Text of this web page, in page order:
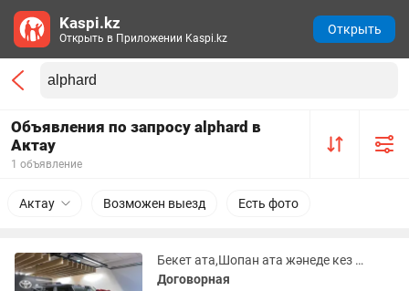
Объявления по запросу alphard в
Актау
1 объявление
Актау Возможен выезд Есть фото
Бекет ата,Шопан ата жәнеде кез келген бағытқа camry,Alphard,Prado 120-250
Договорная
Kaspi.kz
Открыть в Приложении Kaspi.kz
Открыть